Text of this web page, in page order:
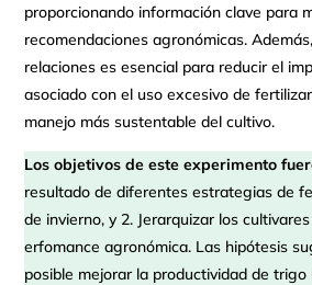
proporcionando información clave para
recomendaciones agronómicas.
relaciones es esencial para reducir el
asociado con el uso excesivo de
manejo más sustentable del cultivo.
Los objetivos de este experimento
resultado de diferentes estrategias de
de invierno, y 2. Jerarquizar los
erfomance agronómica. Las hipótesis
posible mejorar la productividad de trigo